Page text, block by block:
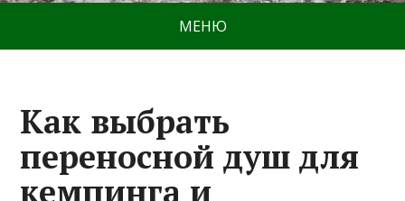
МЕНЮ
Как выбрать
переносной душ для
кемпинга и